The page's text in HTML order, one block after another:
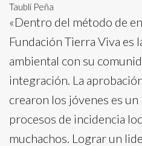
Taublí Peña
«Dentro del método de
Fundación Tierra Viva es
ambiental con su
integración. La
crearon los jóvenes es
procesos de incidencia
muchachos. Lograr un